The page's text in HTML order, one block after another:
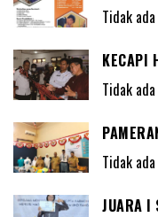
Tidak
KECAPI
Tidak
Tidak
JUARA I